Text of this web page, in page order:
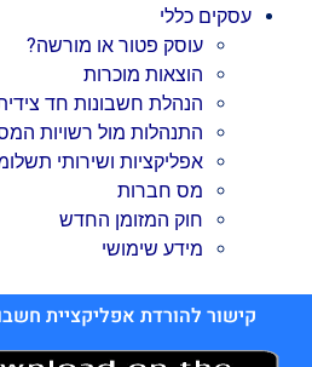
עסקים כללי
עוסק פטור או מורשה?
הוצאות מוכרות
הנהלת חשבונות חד צידית
התנהלות מול רשויות
אפליקציות ושירותי
מס חברות
חוק המזומן החדש
מידע שימושי
קישור להורדת אפליקציית